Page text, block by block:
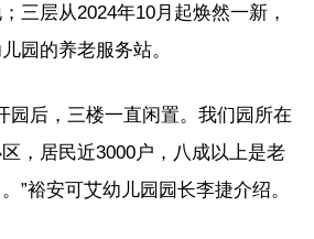
三层从2024年10月起焕然一新，
园的养老服务站。
园后，三楼一直闲置。我们园所在
，居民近3000户，八成以上是老
”裕安可艾幼儿园园长李捷介绍。